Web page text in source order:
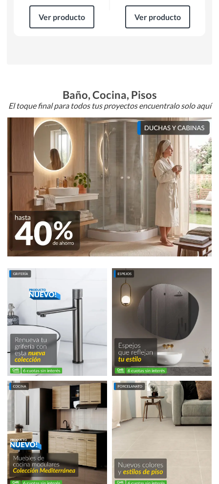
Ver producto Ver producto
Baño, Cocina, Pisos
El toque final para todos tus proyectos encuentralo solo aquí